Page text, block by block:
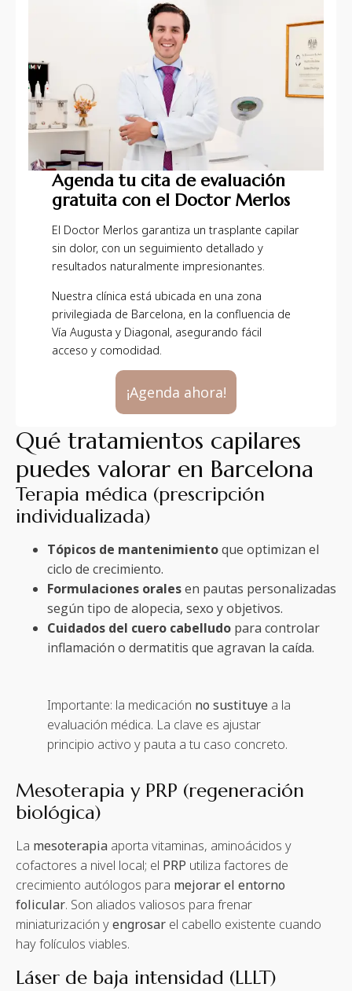
Agenda tu cita de evaluación
gratuita con el Doctor Merlos
El Doctor Merlos garantiza un trasplante capilar
sin dolor, con un seguimiento detallado y
resultados naturalmente impresionantes.
Nuestra clínica está ubicada en una zona
privilegiada de Barcelona, en la confluencia de
Vía Augusta y Diagonal, asegurando fácil
acceso y comodidad.
¡Agenda ahora!
Qué tratamientos capilares
puedes valorar en Barcelona
Terapia médica (prescripción
individualizada)
Tópicos de mantenimientoque optimizan el
ciclo de crecimiento.
Formulaciones oralesen pautas personalizadas
según tipo de alopecia, sexo y objetivos.
Cuidados del cuero cabelludo para controlar
inflamación o dermatitis que agravan la caída.
Importante: la medicación no sustituye a la
evaluación médica. La clave es ajustar
principio activo y pauta a tu caso concreto.
Mesoterapia y PRP (regeneración
biológica)
La mesoterapia aporta vitaminas, aminoácidos y
cofactores a nivel local; el PRP utiliza factores de
crecimiento autólogos para mejorar el entorno
folicular. Son aliados valiosos para frenar
miniaturización yengrosar el cabello existente cuando
hay folículos viables.
Láser de baja intensidad (LLLT)